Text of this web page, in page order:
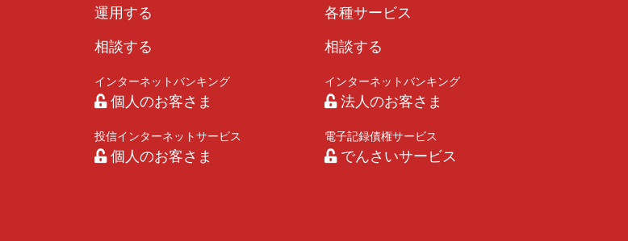
⑦その他保証機関の業務の適切かつ円滑な遂行のため
申込人等は、信用金庫の債権譲渡先が信用金庫から譲り受けた債権の管理・回収を行うため、
事前に当該債権の評価・分析を行うため、信用金庫が、当該債権に関する個人情報を債権譲渡
第４条（条項の不同意）
信用金庫は、申込人等がローン申込みに必要な記載事項の記入を希望しない場合および当同意
ることがあります。
ただし、第１条（２）⑩⑪に同意しない場合に限り、これを理由に信用金庫が本契約をお断りす
運用する
相談する
インターネットバンキング
個人のお客さま
投信インターネットサービス
個人のお客さま
各種サービス
相談する
インターネットバンキング
法人のお客さま
電子記録債権サービス
でんさいサービス